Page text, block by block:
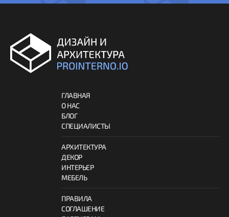
ГЛАВНАЯ
О НАС
БЛОГ
СПЕЦИАЛИСТЫ
АРХИТЕКТУРА
ДЕКОР
ИНТЕРЬЕР
МЕБЕЛЬ
ПРАВИЛА
СОГЛАШЕНИЕ